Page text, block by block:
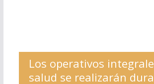
Los operativos
salud se realizarán